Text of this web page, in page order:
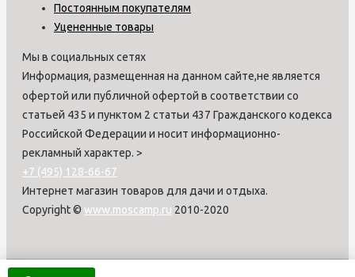
Постоянным покупателям
Уцененные товары
Мы в социальных сетях
Информация, размещенная на данном сайте,не является
офертой или публичной офертой в соответствии со
статьей 435 и пунктом 2 статьи 437 Гражданского кодекса
Российской Федерации и носит информационно-
рекламный характер. >
+7 (495) 128-66-67
Интернет магазин товаров для дачи и отдыха.
Copyright © www.moscamp.ru 2010-2020